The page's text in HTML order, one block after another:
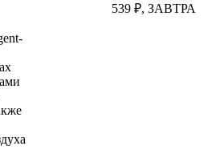
539 ₽, ЗАВТРА